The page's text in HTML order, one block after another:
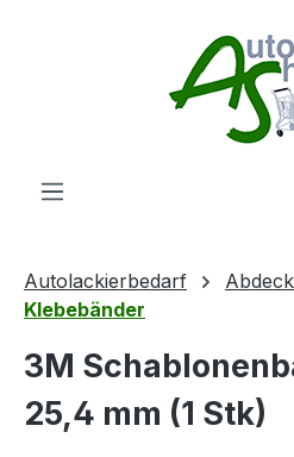
Autolackierbedarf
Klebebänder
3M
25,4 mm (1 Stk)